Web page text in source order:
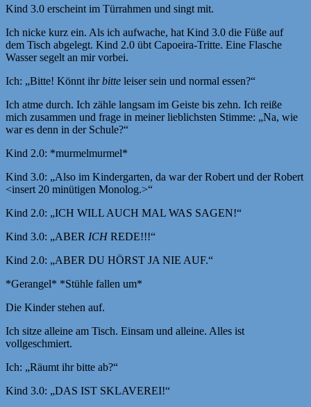
Kind 3.0 erscheint im Türrahmen und singt mit.
Ich nicke kurz ein. Als ich aufwache, hat Kind 3.0 die Füße auf
dem Tisch abgelegt. Kind 2.0 übt Capoeira-Tritte. Eine Flasche
Wasser segelt an mir vorbei.
Ich: „Bitte! Könnt ihrbitte leiser sein und normal essen?“
Ich atme durch. Ich zähle langsam im Geiste bis zehn. Ich reiße
mich zusammen und frage in meiner lieblichsten Stimme: „Na, wie
war es denn in der Schule?“
Kind 2.0: *murmelmurmel*
Kind 3.0: „Also im Kindergarten, da war der Robert und der Robert
<insert 20 minütigen Monolog.>“
Kind 2.0: „ICH WILL AUCH MAL WAS SAGEN!“
Kind 3.0: „ABER ICH REDE!!!“
Kind 2.0: „ABER DU HÖRST JA NIE AUF.“
*Gerangel* *Stühle fallen um*
Die Kinder stehen auf.
Ich sitze alleine am Tisch. Einsam und alleine. Alles ist
vollgeschmiert.
Ich: „Räumt ihr bitte ab?“
Kind 3.0: „DAS IST SKLAVEREI!“